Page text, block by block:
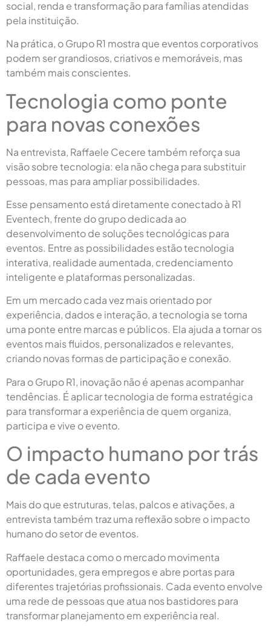
social, renda e transformação para famílias atendidas
pela instituição.
Na prática, o Grupo R1 mostra que eventos corporativos
podem ser grandiosos, criativos e memoráveis, mas
também mais conscientes.
Tecnologia como ponte
para novas conexões
Na entrevista, Raffaele Cecere também reforça sua
visão sobre tecnologia: ela não chega para substituir
pessoas, mas para ampliar possibilidades.
Esse pensamento está diretamente conectado à R1
Eventech, frente do grupo dedicada ao
desenvolvimento de soluções tecnológicas para
eventos. Entre as possibilidades estão tecnologia
interativa, realidade aumentada, credenciamento
inteligente e plataformas personalizadas.
Em um mercado cada vez mais orientado por
experiência, dados e interação, a tecnologia se torna
uma ponte entre marcas e públicos. Ela ajuda a tornar os
eventos mais fluidos, personalizados e relevantes,
criando novas formas de participação e conexão.
Para o Grupo R1, inovação não é apenas acompanhar
tendências. É aplicar tecnologia de forma estratégica
para transformar a experiência de quem organiza,
participa e vive o evento.
O impacto humano por trás
de cada evento
Mais do que estruturas, telas, palcos e ativações, a
entrevista também traz uma reflexão sobre o impacto
humano do setor de eventos.
Raffaele destaca como o mercado movimenta
oportunidades, gera empregos e abre portas para
diferentes trajetórias profissionais. Cada evento envolve
uma rede de pessoas que atua nos bastidores para
transformar planejamento em experiência real.